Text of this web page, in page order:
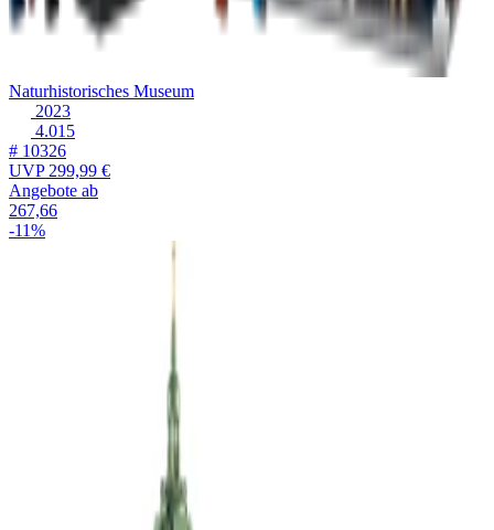
Naturhistorisches Museum
2023
4.015
# 10326
UVP299,99 €
Angebote ab
267,66
-11%